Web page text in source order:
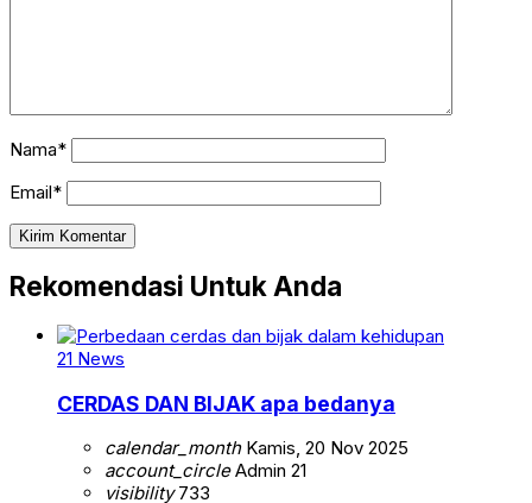
Nama*
Email*
Rekomendasi Untuk Anda
21 News
CERDAS DAN BIJAK apa bedanya
calendar_monthKamis, 20 Nov 2025
account_circleAdmin 21
visibility733